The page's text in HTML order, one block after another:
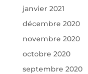
janvier 2021
décembre 2020
novembre 2020
octobre 2020
septembre 2020